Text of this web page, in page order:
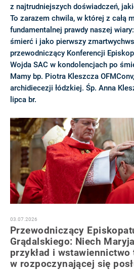
z najtrudniejszych doświadczeń,
To zarazem chwila, w której z całą
fundamentalnej prawdy naszej
śmierć i jako pierwszy
przewodniczący Konferencji
Wojda SAC w kondolencjach po
Mamy bp. Piotra Kleszcza
archidiecezji łódzkiej. Śp. Anna
lipca br.
03.07.2026
Przewodniczący
Grądalskiego: Niech
przykład i wstawiennictwo
w rozpoczynającej się